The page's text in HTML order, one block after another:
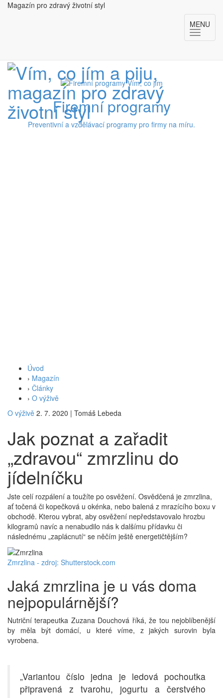
Magazín pro zdravý životní styl
MENU
Firemní programy
Preventivní a vzdělávací programy pro firmy na míru.
Úvod
› Magazín
› Články
› O výživě
O výživě 2. 7. 2020 | Tomáš Lebeda
Jak poznat a zařadit
„zdravou“ zmrzlinu do
jídelníčku
Jste celí rozpálení a toužíte po osvěžení. Osvědčená je zmrzlina,
ať točená či kopečková u okénka, nebo balená z mrazícího boxu v
obchodě. Kterou vybrat, aby osvěžení nepředstavovalo hrozbu
kilogramů navíc a nenabudilo nás k dalšímu přídavku či
následnému „zaplácnutí“ se něčím ještě energetičtějším?
Zmrzlina - zdroj: Shutterstock.com
Jaká zmrzlina je u vás doma
nejpopulárnější?
Nutriční terapeutka Zuzana Douchová říká, že tou nejoblíbenější
by měla být domácí, u které víme, z jakých surovin byla
vyrobena.
„Variantou číslo jedna je ledová pochoutka
připravená z tvarohu, jogurtu a čerstvého